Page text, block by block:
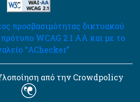
προσβασιμότητας δικτυακού
WCAG 2.1 AA και με το
“AChecker”
από την Crowdpolicy